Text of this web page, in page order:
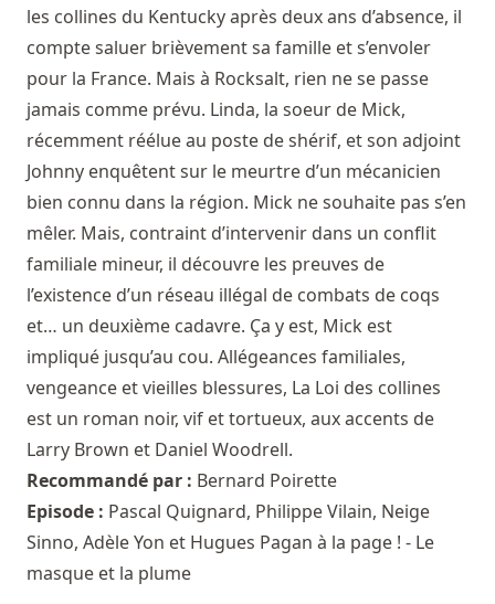
les collines du Kentucky après deux ans d’absence, il
compte saluer brièvement sa famille et s’envoler
pour la France. Mais à Rocksalt, rien ne se passe
jamais comme prévu. Linda, la soeur de Mick,
récemment réélue au poste de shérif, et son adjoint
Johnny enquêtent sur le meurtre d’un mécanicien
bien connu dans la région. Mick ne souhaite pas s’en
mêler. Mais, contraint d’intervenir dans un conflit
familiale mineur, il découvre les preuves de
l’existence d’un réseau illégal de combats de coqs
et… un deuxième cadavre. Ça y est, Mick est
impliqué jusqu’au cou. Allégeances familiales,
vengeance et vieilles blessures, La Loi des collines
est un roman noir, vif et tortueux, aux accents de
Larry Brown et Daniel Woodrell.
Recommandé par : Bernard Poirette
Episode : Pascal Quignard, Philippe Vilain, Neige
Sinno, Adèle Yon et Hugues Pagan à la page ! - Le
masque et la plume